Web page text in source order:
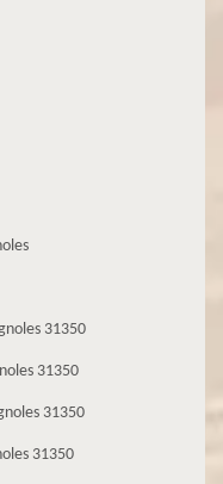
31350
31350
31350
31350